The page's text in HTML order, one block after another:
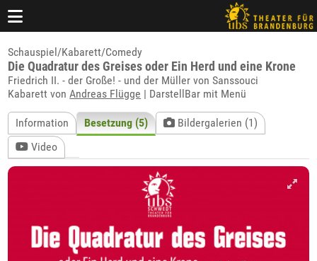
Schauspiel/Kabarett/Comedy
Die Quadratur des Greises oder Ein Herd und eine Krone
Friedrich II. - der Große! - und der Müller von Sanssouci
Kabarett vonAndreas Flügge | DarstellBar mit Menü
Information Besetzung (5)
Bildergalerien (1)
Video